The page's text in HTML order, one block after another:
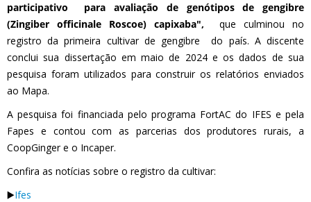
participativo para avaliação de genótipos de gengibre
(Zingiber officinale Roscoe) capixaba",
que culminou no
registro da primeira cultivar de gengibre do país. A discente
conclui sua dissertação em maio de 2024 e os dados de sua
pesquisa foram utilizados para construir os relatórios enviados
ao Mapa.
A pesquisa foi financiada pelo programa FortAC do IFES e pela
Fapes e contou com as parcerias dos produtores rurais, a
CoopGinger e o Incaper.
Confira as notícias sobre o registro da cultivar:
▶️Ifes